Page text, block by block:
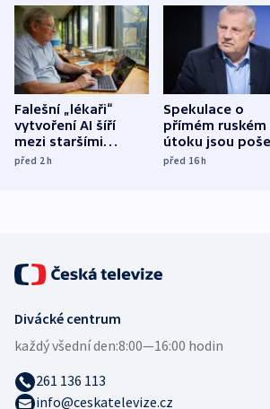
Falešní „lékaři“
vytvoření AI šíří
mezi staršími
Poláky nebezpečné
před 2h
Spekulace o
přímém ruském
útoku jsou
míní estonský
před 16h
Divácké centrum
každý všední den:8:00—16:00 hodin
261 136 113
info@ceskatelevize.cz